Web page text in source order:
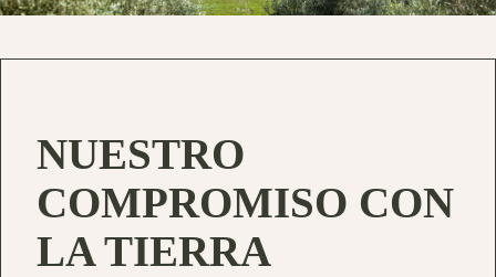
NUESTRO
COMPROMISO CON
LA TIERRA